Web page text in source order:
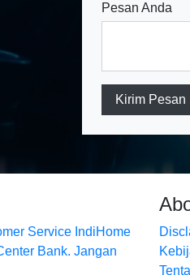
Pesan Anda
Kirim Pesan
Service IndiHome
Bank. Jangan